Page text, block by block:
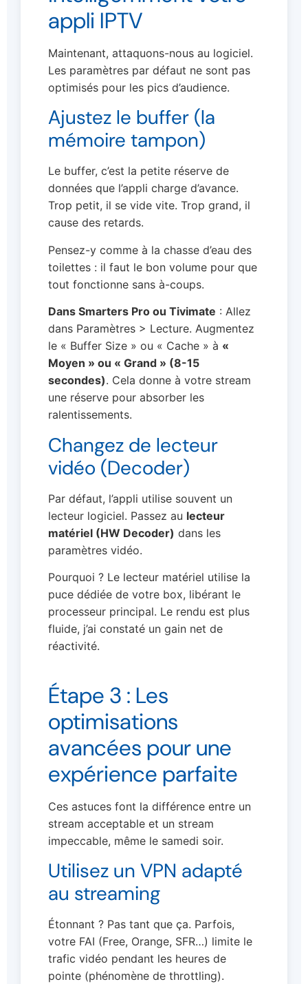
appli IPTV
Maintenant, attaquons-nous au logiciel.
Les paramètres par défaut ne sont pas
optimisés pour les pics d’audience.
Ajustez le buffer (la
mémoire tampon)
Le buffer, c’est la petite réserve de
données que l’appli charge d’avance.
Trop petit, il se vide vite. Trop grand, il
cause des retards.
Pensez-y comme à la chasse d’eau des
toilettes : il faut le bon volume pour que
tout fonctionne sans à-coups.
Dans Smarters Pro ou Tivimate : Allez
dans Paramètres > Lecture. Augmentez
le « Buffer Size » ou « Cache » à «
Moyen » ou « Grand » (8-15
secondes). Cela donne à votre stream
une réserve pour absorber les
ralentissements.
Changez de lecteur
vidéo (Decoder)
Par défaut, l’appli utilise souvent un
lecteur logiciel. Passez au lecteur
matériel (HW Decoder) dans les
paramètres vidéo.
Pourquoi ? Le lecteur matériel utilise la
puce dédiée de votre box, libérant le
processeur principal. Le rendu est plus
fluide, j’ai constaté un gain net de
réactivité.
Étape 3 : Les
optimisations
avancées pour une
expérience parfaite
Ces astuces font la différence entre un
stream acceptable et un stream
impeccable, même le samedi soir.
Utilisez un VPN adapté
au streaming
Étonnant ? Pas tant que ça. Parfois,
votre FAI (Free, Orange, SFR…) limite le
trafic vidéo pendant les heures de
pointe (phénomène de throttling).